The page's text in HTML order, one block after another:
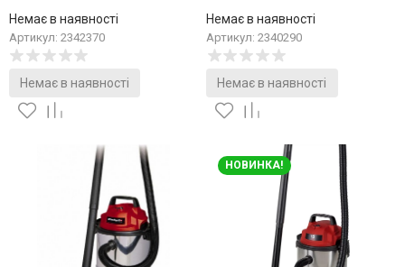
Немає в наявності
Артикул: 2342370
Немає в наявності
Немає в наявності
Артикул: 2340290
Немає в наявності
НОВИНКА!